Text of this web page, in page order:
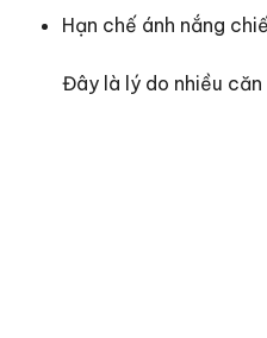
Hạn chế ánh nắng
Đây là lý do nhiều